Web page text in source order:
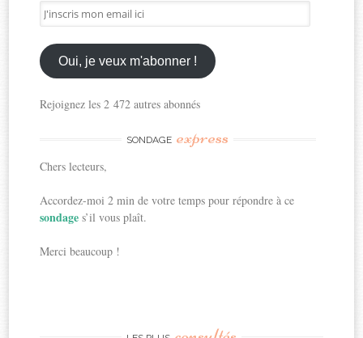
J'inscris
mon
email
ici
Oui, je veux m'abonner !
Rejoignez les 2 472 autres abonnés
SONDAGE express
Chers lecteurs,
Accordez-moi 2 min de votre temps pour répondre à ce
sondages’il vous plaît.
Merci beaucoup !